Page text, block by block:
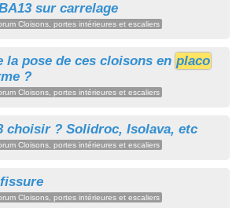
sur carrelage
Cloisons, portes intérieures et escaliers
la pose de ces cloisons en placo
?
Cloisons, portes intérieures et escaliers
choisir ? Solidroc, Isolava, etc
Cloisons, portes intérieures et escaliers
Cloisons, portes intérieures et escaliers